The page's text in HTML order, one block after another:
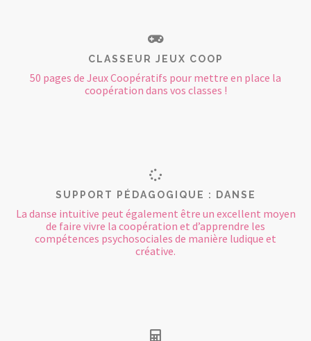
CLASSEUR JEUX COOP
50 pages de Jeux Coopératifs pour mettre en place la
coopération dans vos classes !
SUPPORT PÉDAGOGIQUE : DANSE
La danse intuitive peut également être un excellent moyen
de faire vivre la coopération et d’apprendre les
compétences psychosociales de manière ludique et
créative.